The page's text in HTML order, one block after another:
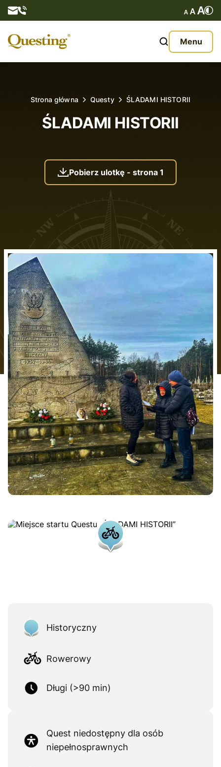
Menu
O nas
Aktualności
Strona główna Questy ŚLADAMI HISTORII
ŚLADAMI HISTORII
Pobierz ulotkę - strona 1
Historyczny
Rowerowy
Długi (>90 min)
Quest niedostępny dla osób
niepełnosprawnych